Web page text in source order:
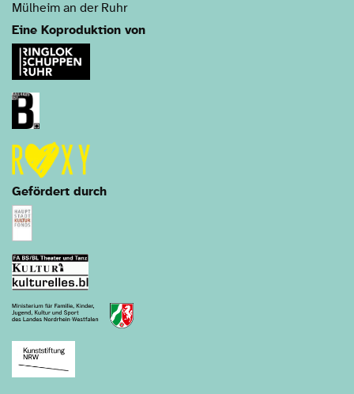
Mülheim an der Ruhr
Eine Koproduktion von
Gefördert durch